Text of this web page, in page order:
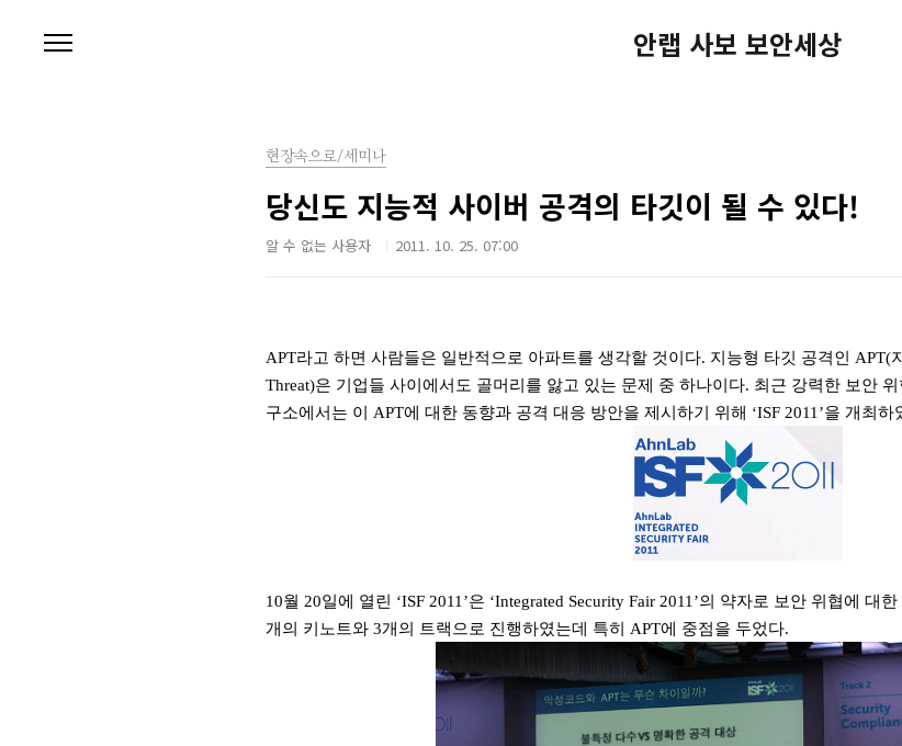
안랩 사보 보안세상
현장속으로/세미나
당신도 지능적 사이버 공격의 타깃이 될 수 있다!
알 수 없는 사용자 2011. 10. 25. 07:00
APT라고 하면 사람들은 일반적으로 아파트를 생각할 것이다. 지능형 타깃 공격인 APT(
Threat)은 기업들 사이에서도 골머리를 앓고 있는 문제 중 하나이다. 최근 강력한 보안
구소에서는 이
APT에 대한 동향과 공격 대응 방안을 제시하기 위해 ‘ISF 2011’을 개최하
10월 20일에 열린 ‘ISF 2011’은 ‘Integrated Security Fair 2011’의 약자로 보안 위협에 대
개의 키노트와 3개의 트랙으로 진행하였는데 특히 APT에 중점을 두었다.